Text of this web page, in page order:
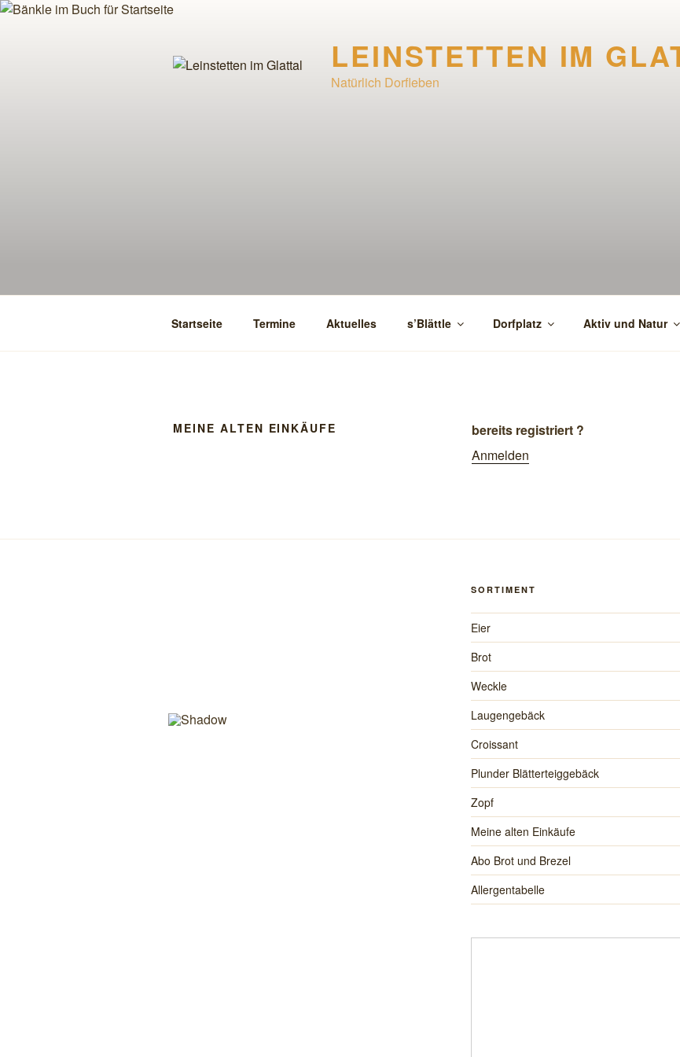
Zum
LEINSTETTEN IM
Natürlich Dorfleben
Startseite Termine Aktuelles s’Blättle Dorfplatz Aktiv und Natur
MEINE ALTEN EINKÄUFE
bereits registriert ?
Anmelden
SORTIMENT
Eier
Brot
Weckle
Laugengebäck
Croissant
Plunder Blätterteiggebäck
Zopf
Meine alten Einkäufe
Abo Brot und Brezel
Allergentabelle